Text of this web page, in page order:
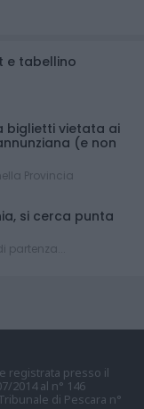
e tabellino
biglietti vietata ai
(e non
Provincia
si cerca punta
partenza...
registrata presso il
2014 al n° 146
di Pescara n°